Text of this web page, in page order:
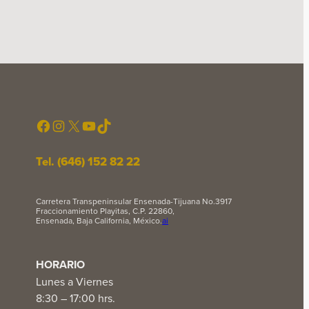
Facebook Instagram X YouTube TikTok
Tel. (646) 152 82 22
Carretera Transpeninsular Ensenada-Tijuana No.3917
Fraccionamiento Playitas, C.P. 22860,
Ensenada, Baja California, México.ai
HORARIO
Lunes a Viernes
8:30 – 17:00 hrs.